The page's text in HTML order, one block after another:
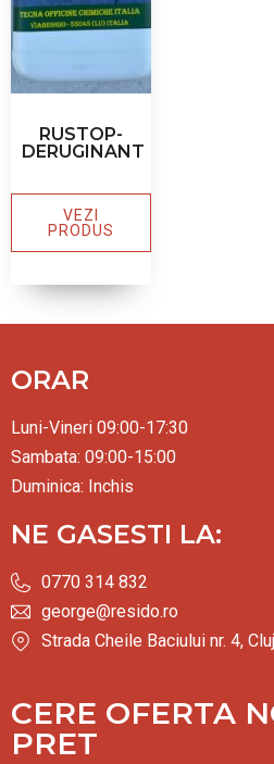
RUSTOP-
DERUGINANT
VEZI
PRODUS
ORAR
Luni-Vineri 09:00-17:30
Sambata: 09:00-15:00
Duminica: Inchis
NE GASESTI LA:
0770 314 832
george@resido.ro
Strada Cheile Baciului nr. 4,
CERE OFERTA
PRET